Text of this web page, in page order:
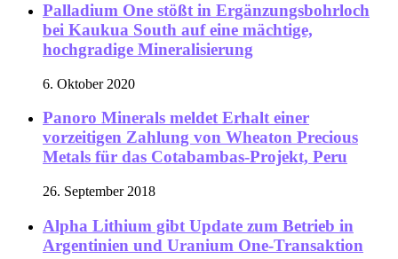
Palladium One stößt in Ergänzungsbohrloch
bei Kaukua South auf eine mächtige,
hochgradige Mineralisierung
6. Oktober 2020
Panoro Minerals meldet Erhalt einer
vorzeitigen Zahlung von Wheaton Precious
Metals für das Cotabambas-Projekt, Peru
26. September 2018
Alpha Lithium gibt Update zum Betrieb in
Argentinien und Uranium One-Transaktion